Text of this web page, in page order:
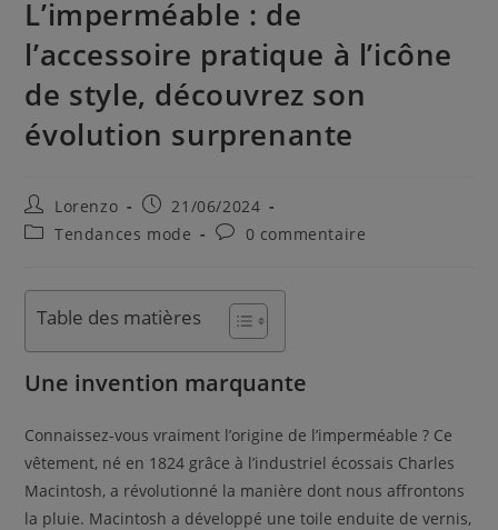
L’imperméable : de
l’accessoire pratique à l’icône
de style, découvrez son
évolution surprenante
Lorenzo
21/06/2024
Tendances mode
0 commentaire
Table des matières
Une invention marquante
Connaissez-vous vraiment l’origine de l’imperméable ? Ce
vêtement, né en 1824 grâce à l’industriel écossais Charles
Macintosh, a révolutionné la manière dont nous affrontons
la pluie. Macintosh a développé une toile enduite de vernis,